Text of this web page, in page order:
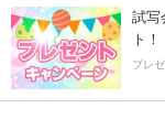
試写
ト！
プレ